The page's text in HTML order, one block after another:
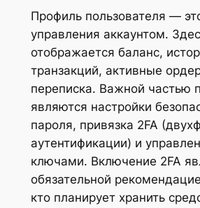
Профиль пользователя —
управления аккаунтом.
отображается баланс,
транзакций, активные
переписка. Важной частью
являются настройки
пароля, привязка 2FA
аутентификации) и
ключами. Включение 2FA
обязательной
кто планирует хранить